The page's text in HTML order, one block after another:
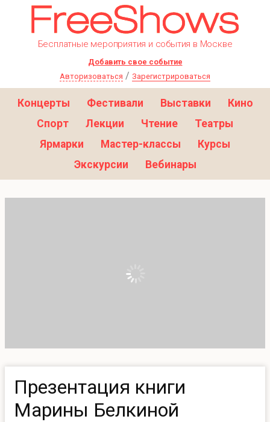
Бесплатные мероприятия и события в Москве
Добавить свое событие
Авторизоваться / Зарегистрироваться
Концерты Фестивали Выставки
Кино
Спорт
Лекции Чтение
Театры
Ярмарки
Мастер-классы
Курсы
Экскурсии
Вебинары
Презентация книги
Марины Белкиной